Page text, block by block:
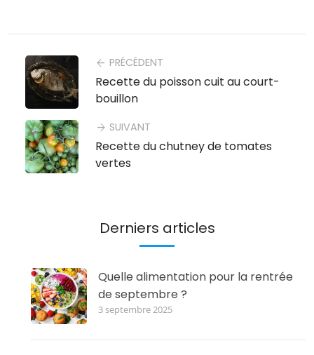
arrow_back PRÉCÉDENT
Recette du poisson cuit au court-
bouillon
arrow_forward SUIVANT
Recette du chutney de tomates
vertes
Derniers articles
Quelle alimentation pour la rentrée
de septembre ?
3 septembre 2025